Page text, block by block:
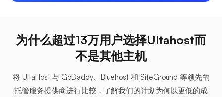
为什么超过13万用户选择Ultahost而
不是其他主机
将 UltaHost 与 GoDaddy、Bluehost 和 SiteGround 等领先的
托管服务提供商进行比较，了解我们的计划为何以更低的成